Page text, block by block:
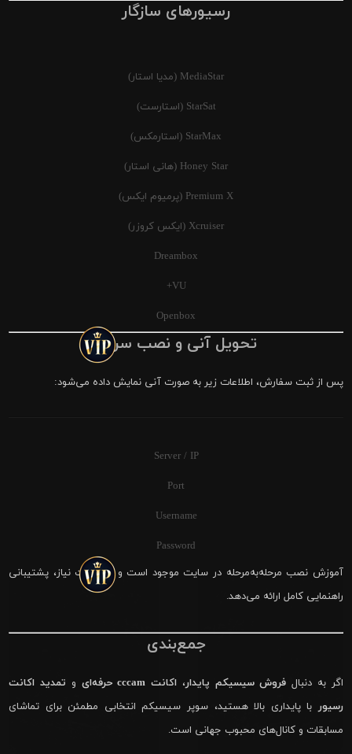
رسیورهای سازگار
MediaStar (مدیا استار)
StarSat (استارست)
StarMax (استارمکس)
Honey Star (هانی استار)
Premium X (پرمیوم ایکس)
Xcruiser (ایکس کروزر)
Dreambox
VU+
Openbox
تحویل آنی و نصب سریع
پس از ثبت سفارش، اطلاعات زیر به صورت آنی نمایش داده می‌شود:
Server / IP
Port
Username
Password
آموزش نصب مرحله‌به‌مرحله در سایت موجود است و در صورت نیاز، پشتیبانی
راهنمایی کامل ارائه می‌دهد.
جمع‌بندی
اگر به دنبال فروش سیسیکم پایدار، اکانت cccam حرفه‌ای و تمدید اکانت
رسیور با پایداری بالا هستید، سوپر سیسیکم انتخابی مطمئن برای تماشای
مسابقات و کانال‌های محبوب جهانی است.